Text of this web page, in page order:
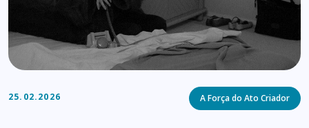
25.02.2026 Categories
A Força do Ato Criador